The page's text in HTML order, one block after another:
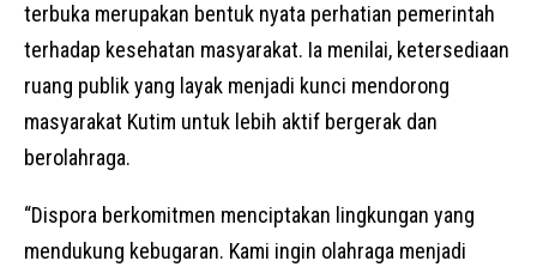
terbuka merupakan bentuk nyata perhatian pemerintah
terhadap kesehatan masyarakat. Ia menilai, ketersediaan
ruang publik yang layak menjadi kunci mendorong
masyarakat Kutim untuk lebih aktif bergerak dan
berolahraga.
“Dispora berkomitmen menciptakan lingkungan yang
mendukung kebugaran. Kami ingin olahraga menjadi